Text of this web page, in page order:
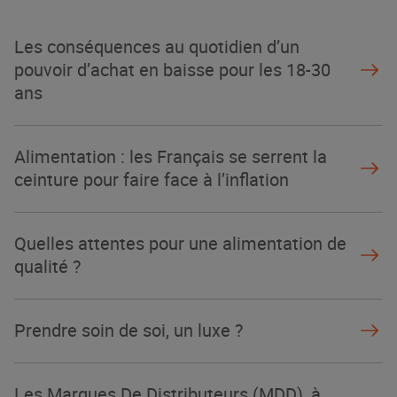
Les conséquences au quotidien d’un
pouvoir d’achat en baisse pour les 18-30
ans
Alimentation : les Français se serrent la
ceinture pour faire face à l’inflation
Quelles attentes pour une alimentation de
qualité ?
Prendre soin de soi, un luxe ?